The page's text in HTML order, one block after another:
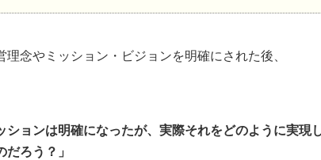
理念やミッション・ビジョンを明確にされた後、
ションは明確になったが、実際それをどのように実現
だろう？」